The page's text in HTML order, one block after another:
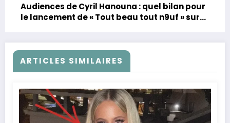
Audiences de Cyril Hanouna : quel bilan pour
le lancement de « Tout beau tout n9uf » sur
ARTICLES SIMILAIRES